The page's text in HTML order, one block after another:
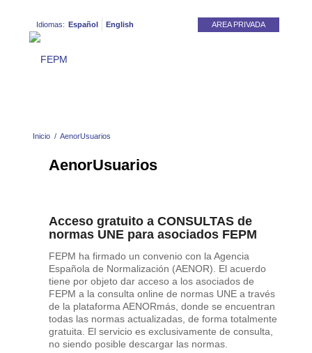
AREA PRIVADA
Idiomas: Español English
Inicio / AenorUsuarios
AenorUsuarios
Acceso gratuito a CONSULTAS de
normas UNE para asociados FEPM
FEPM ha firmado un convenio con la Agencia
Española de Normalización (AENOR). El acuerdo
tiene por objeto dar acceso a los asociados de
FEPM a la consulta online de normas UNE a través
de la plataforma AENORmás, donde se encuentran
todas las normas actualizadas, de forma totalmente
gratuita. El servicio es exclusivamente de consulta,
no siendo posible descargar las normas.